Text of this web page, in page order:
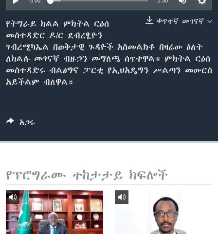
ቋንቋዎች
ቀጥተኛ መገናኛ
የትግራይ ክልል ምክትል ርዕሰ
መስተዳድር ዶ/ር ደብረፂዮን
ገብረሚካኤል በወቅታዊ ጉዳዮች አስመልክቶ በዛሬው ዕለት
ለክልሉ መገናኛ ብዙኃን መግለጫ ሰጥተዋል። ምክትል ርዕሰ
መስተዳድሩ ብልፅግና ፓርቲ የኢህአዴግን ሥልጣን መውርስ
አይችልም ብለዋል።
አጋሩ
የፕሮግራሙ ተከታታይ ክፍሎች